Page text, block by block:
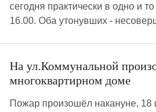
сегодня практически в одно и
16.00. Оба утонувших -
На ул.Коммунальной
многоквартирном доме
Пожар произошёл накануне, 18